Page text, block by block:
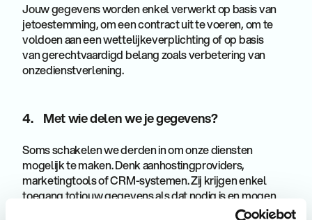
Jouw gegevens worden enkel verwerkt op basis van
jetoestemming, om een contract uit te voeren, om te
voldoen aan een wettelijkeverplichting of op basis
van gerechtvaardigd belang zoals verbetering van
onzedienstverlening.
4. Met wie delen we je gegevens?
Soms schakelen we derden in om onze diensten
mogelijk te maken. Denk aanhostingproviders,
marketingtools of CRM-systemen. Zij krijgen enkel
toegang totjouw gegevens als dat nodig is en mogen
deze niet voor eigen doeleindengebruiken. We